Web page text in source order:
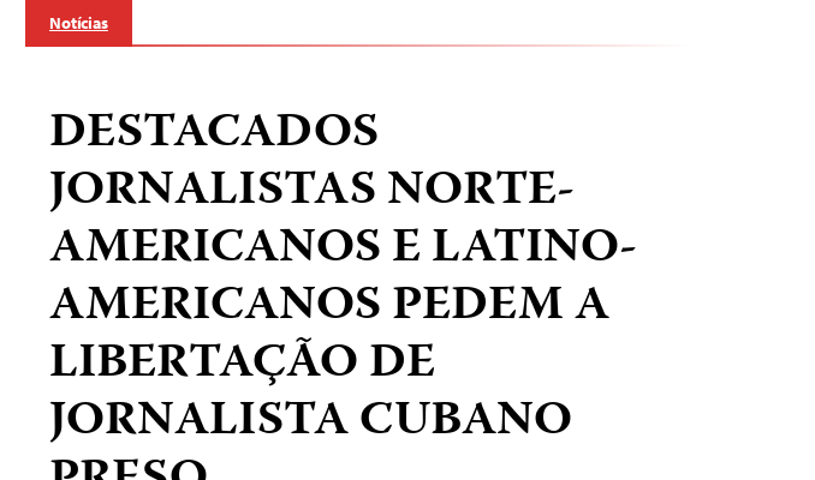
Notícias
DESTACADOS
JORNALISTAS NORTE-
AMERICANOS E LATINO-
AMERICANOS PEDEM A
LIBERTAÇÃO DE
JORNALISTA CUBANO